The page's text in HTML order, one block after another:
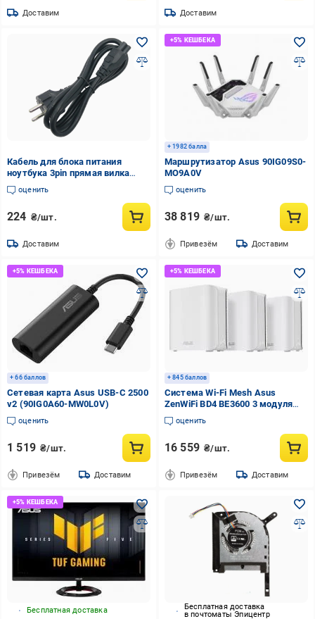
Доставим Доставим
Кабель для блока питания
ноутбука 3pin прямая вилка
(69206)
оценить
224 ₴/шт.
Доставим
+ 1982 балла
Маршрутизатор Asus 90IG09S0-
MO9A0V
оценить
38 819 ₴/шт.
Привезём Доставим
+ 66 баллов
Сетевая карта Asus USB-C 2500
v2 (90IG0A60-MW0L0V)
оценить
1 519 ₴/шт.
Привезём Доставим
+ 845 баллов
Система Wi-Fi Mesh Asus
ZenWiFi BD4 BE3600 3 модуля
(90IG0960-MO3C40)
оценить
16 559 ₴/шт.
Привезём Доставим
Бесплатная доставка
Бесплатная доставка
в почтоматы Эпицентр